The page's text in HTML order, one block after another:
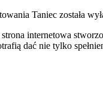
Taniec została
internetowa
dać nie tylko